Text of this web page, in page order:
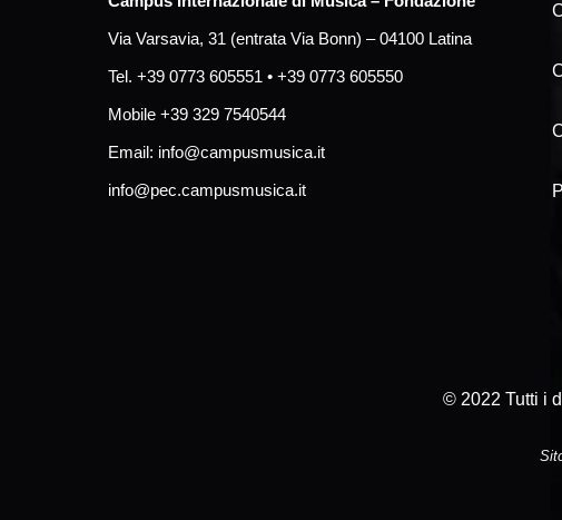
Via Varsavia, 31 (entrata Via Bonn) – 04100 Latina
Tel. +39 0773 605551 • +39 0773 605550
Mobile +39 329 7540544
Email: info@campusmusica.it
info@pec.campusmusica.it
© 2022 Tutti i